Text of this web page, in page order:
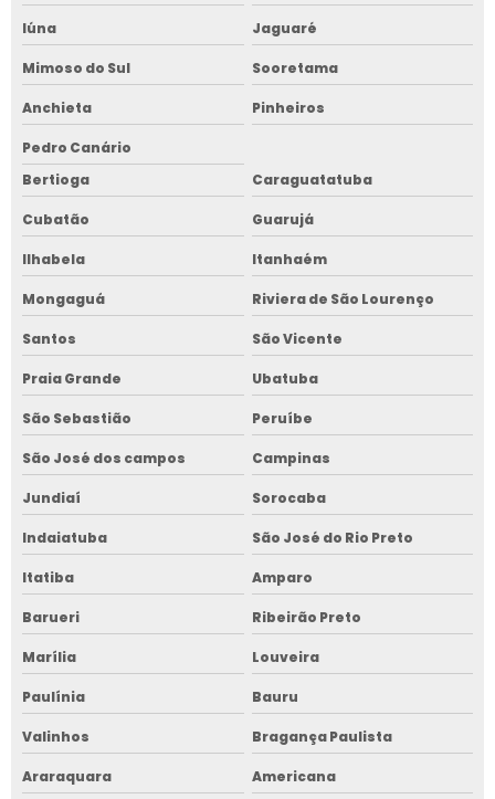
Iúna Jaguaré
Mimoso do Sul Sooretama
Anchieta Pinheiros
Pedro Canário
Bertioga
Caraguatatuba
Cubatão Guarujá
Ilhabela Itanhaém
Mongaguá Riviera de São Lourenço
Santos São Vicente
Praia Grande Ubatuba
São Sebastião Peruíbe
São José dos campos Campinas
Jundiaí Sorocaba
Indaiatuba São José do Rio Preto
Itatiba Amparo
Barueri Ribeirão Preto
Marília Louveira
Paulínia Bauru
Valinhos Bragança Paulista
Araraquara Americana